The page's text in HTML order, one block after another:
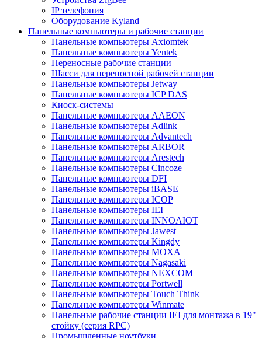
IP телефония
Оборудование Kyland
Панельные компьютеры и рабочие станции
Панельные компьютеры Axiomtek
Панельные компьютеры Yentek
Переносные рабочие станции
Шасси для переносной рабочей станции
Панельные компьютеры Jetway
Панельные компьютеры ICP DAS
Киоск-системы
Панельные компьютеры AAEON
Панельные компьютеры Adlink
Панельные компьютеры Advantech
Панельные компьютеры ARBOR
Панельные компьютеры Arestech
Панельные компьютеры Cincoze
Панельные компьютеры DFI
Панельные компьютеры iBASE
Панельные компьютеры ICOP
Панельные компьютеры IEI
Панельные компьютеры INNOAIOT
Панельные компьютеры Jawest
Панельные компьютеры Kingdy
Панельные компьютеры MOXA
Панельные компьютеры Nagasaki
Панельные компьютеры NEXCOM
Панельные компьютеры Portwell
Панельные компьютеры Touch Think
Панельные компьютеры Winmate
Панельные рабочие станции IEI для монтажа в 19"
стойку (серия RPC)
Промышленные ноутбуки